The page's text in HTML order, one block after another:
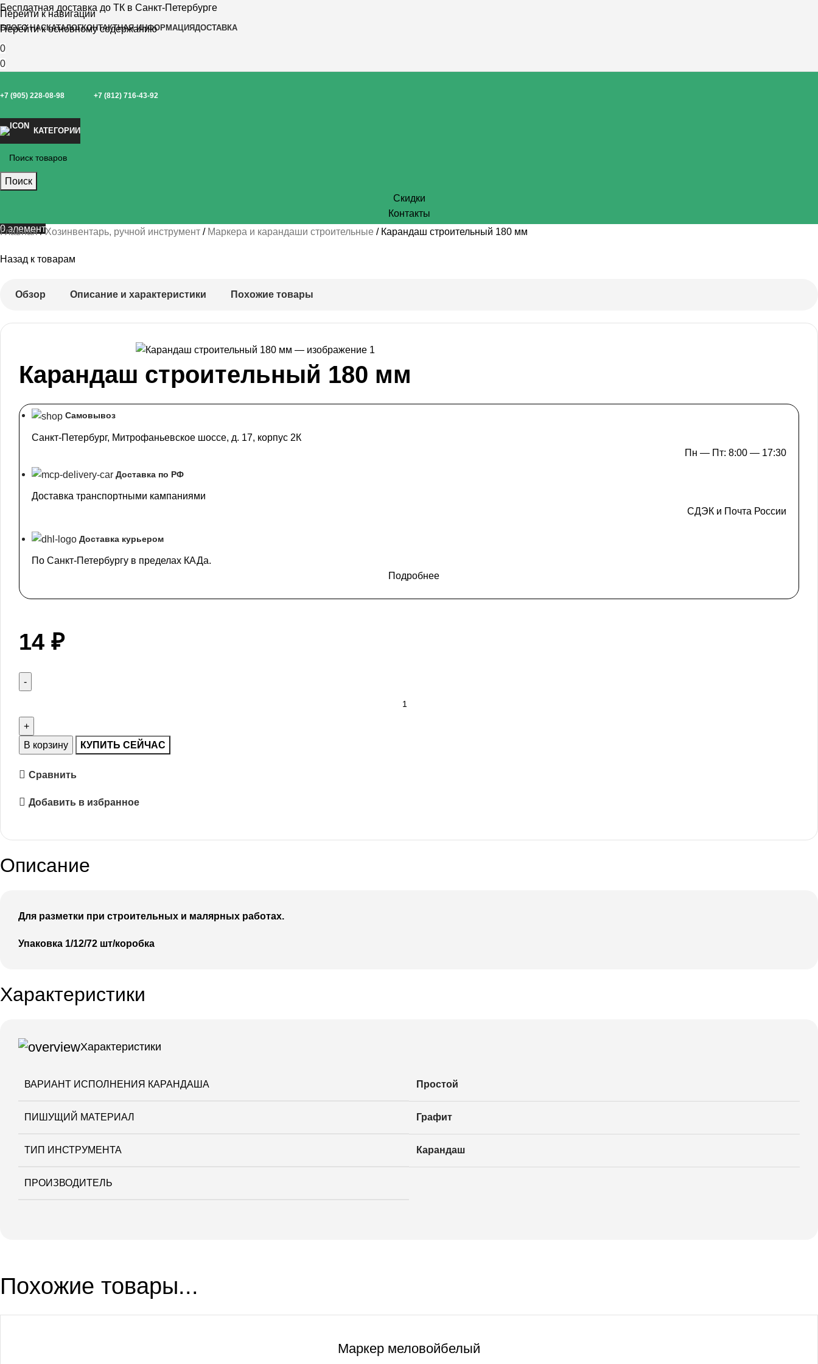
Перейти к навигации
Перейти к основному содержанию
Бесплатная доставка до ТК в Санкт-Петербурге
БЛОГО НАСКАТАЛОГКОНТАКТНАЯ ИНФОРМАЦИЯДОСТАВКА
0
0
+7 (905) 228-08-98 +7 (812) 716-43-92
КАТЕГОРИИ
Поиск
Скидки
Контакты
0элемент
Главная Хозинвентарь, ручной инструмент Маркера и карандаши строительные Карандаш строительный 180 мм
Назад к товарам
Обзор Описание и характеристики Похожие товары
Карандаш строительный 180 мм
Самовывоз
Санкт-Петербург, Митрофаньевское шоссе, д. 17, корпус 2К
Пн — Пт: 8:00 — 17:30
Доставка по РФ
Доставка транспортными кампаниями
СДЭК и Почта России
Доставка курьером
По Санкт-Петербургу в пределах КАДа.
Подробнее
14 ₽
В корзину КУПИТЬ СЕЙЧАС
Сравнить
Добавить в избранное
Описание
Для разметки при строительных и малярных работах.
Упаковка 1/12/72 шт/коробка
Характеристики
Характеристики
ВАРИАНТ ИСПОЛНЕНИЯ КАРАНДАША Простой
ПИШУЩИЙ МАТЕРИАЛ Графит
ТИП ИНСТРУМЕНТА Карандаш
ПРОИЗВОДИТЕЛЬ
Похожие товары...
Маркер меловойбелый